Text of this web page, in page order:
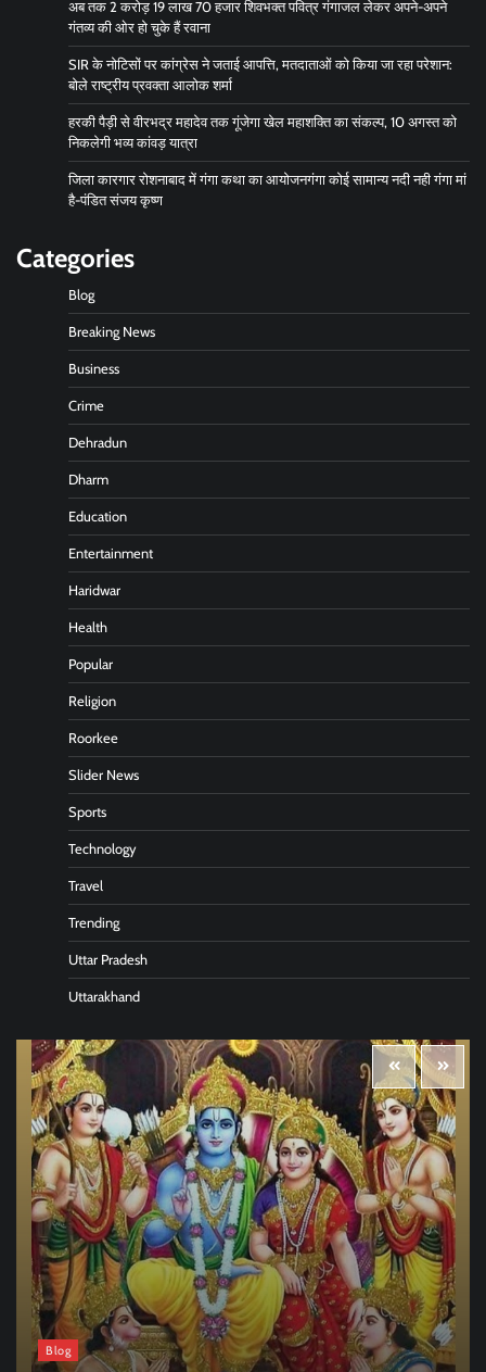
अब तक 2 करोड़ 19 लाख 70 हजार शिवभक्त पवित्र गंगाजल लेकर अपने-अपने
गंतव्य की ओर हो चुके हैं रवाना
SIR के नोटिसों पर कांग्रेस ने जताई आपत्ति, मतदाताओं को किया जा रहा परेशान:
बोले राष्ट्रीय प्रवक्ता आलोक शर्मा
हरकी पैड़ी से वीरभद्र महादेव तक गूंजेगा खेल महाशक्ति का संकल्प, 10 अगस्त को
निकलेगी भव्य कांवड़ यात्रा
जिला कारगार रोशनाबाद में गंगा कथा का आयोजनगंगा कोई सामान्य नदी नही गंगा मां
है-पंडित संजय कृष्ण
Categories
Blog
Breaking News
Business
Crime
Dehradun
Dharm
Education
Entertainment
Haridwar
Health
Popular
Religion
Roorkee
Slider News
Sports
Technology
Travel
Trending
Uttar Pradesh
Uttarakhand
Blog